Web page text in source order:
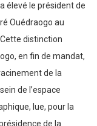
élevé le président de
Ouédraogo au
distinction
en fin de mandat,
de la
de l’espace
lue, pour la
de la